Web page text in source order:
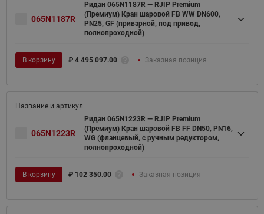
065N1187R
Ридан 065N1187R — RJIP Premium
(Премиум) Кран шаровой FB WW DN600,
PN25, GF (приварной, под привод,
полнопроходной)
В корзину ₽ 4 495 097.00 Заказная позиция
065N1223R
Ридан 065N1223R — RJIP Premium
(Премиум) Кран шаровой FB FF DN50, PN16,
WG (фланцевый, с ручным редуктором,
полнопроходной)
В корзину ₽ 102 350.00 Заказная позиция